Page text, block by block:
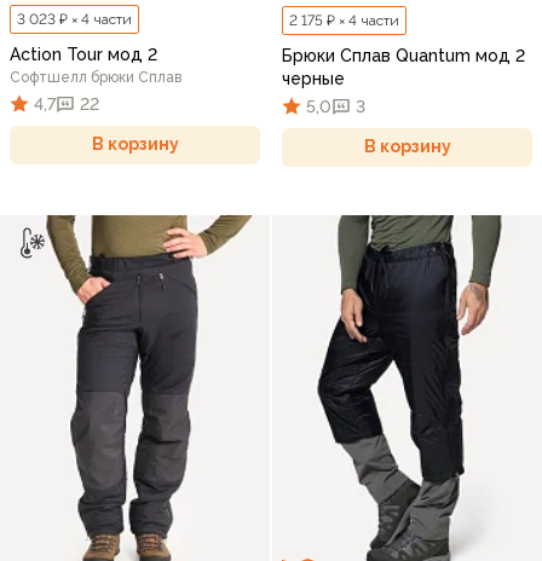
3 023 ₽ × 4 части
Action Tour мод 2
Софтшелл брюки Сплав
4,7 22
В корзину
2 175 ₽ × 4 части
Брюки Сплав Quantum мод 2
черные
5,0
3
В корзину